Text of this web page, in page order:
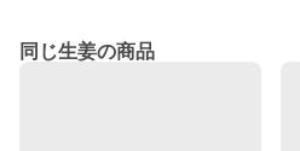
同じ生姜の商品